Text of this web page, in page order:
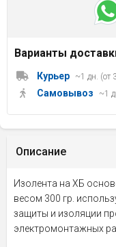
Варианты
Курьер ~1 дн. (от
Самовывоз ~1
Описание
Изолента на ХБ
весом 300 гр.
защиты и изоляции
электромонтажных